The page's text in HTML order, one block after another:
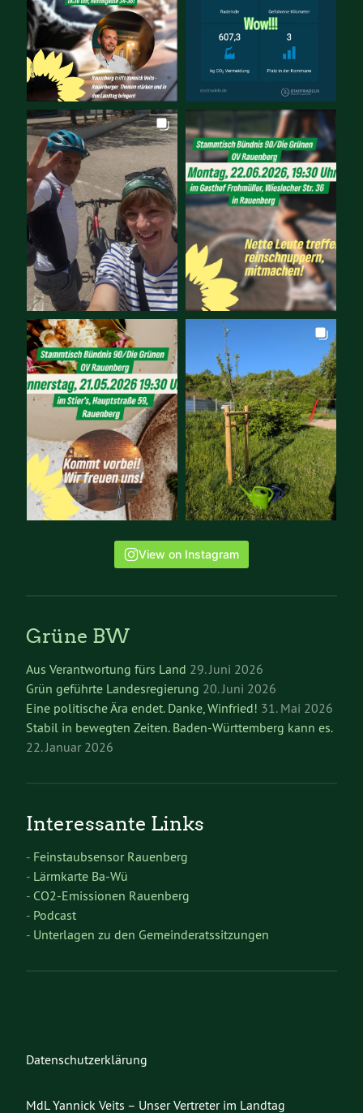
View on Instagram
Grüne BW
Aus Verantwortung fürs Land 29. Juni 2026
Grün geführte Landesregierung 20. Juni 2026
Eine politische Ära endet. Danke, Winfried! 31. Mai 2026
Stabil in bewegten Zeiten. Baden-Württemberg kann es.
22. Januar 2026
Interessante Links
- Feinstaubsensor Rauenberg
- Lärmkarte Ba-Wü
- CO2-Emissionen Rauenberg
- Podcast
- Unterlagen zu den Gemeinderatssitzungen
Datenschutzerklärung
MdL Yannick Veits – Unser Vertreter im Landtag